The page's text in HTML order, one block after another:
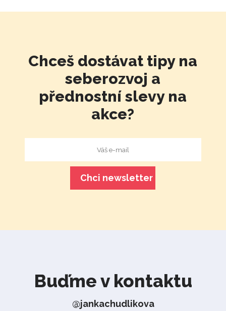
Chceš dostávat tipy na
seberozvoj a
přednostní slevy na
akce?
Buďme v kontaktu
@jankachudlikova